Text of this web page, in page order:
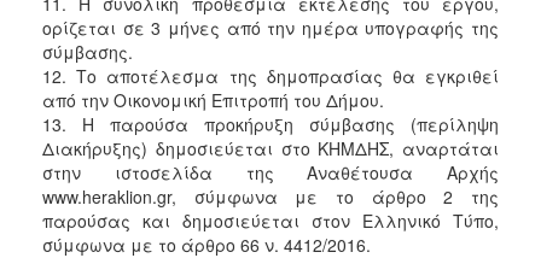
ορίζεται σε 3 μήνες από την ημέρα υπογραφής της
σύμβασης.
12. Το αποτέλεσμα της δημοπρασίας θα εγκριθεί
από την Οικονομική Επιτροπή του Δήμου.
13. Η παρούσα προκήρυξη σύμβασης (περίληψη
Διακήρυξης) δημοσιεύεται στο ΚΗΜΔΗΣ, αναρτάται
στην ιστοσελίδα της Αναθέτουσα Αρχής
www.heraklion.gr, σύμφωνα με το άρθρο 2 της
παρούσας και δημοσιεύεται στον Ελληνικό Τύπο,
σύμφωνα με το άρθρο 66 ν. 4412/2016.